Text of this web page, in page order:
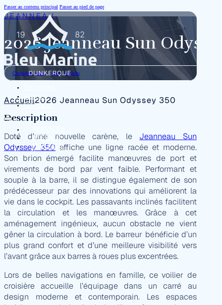
Passer au contenu principal Passer au pied de page
Atelier
Contact
ATELIER
CONTACT
JEANNEAU
2026 Jeanneau Sun
Croisières (voile),Sloop,Voiliers
Accueil2026 Jeanneau Sun Odyssey 350
Description
Doté d’une nouvelle carène, le Jeanneau Sun
Odyssey 350 affiche une ligne racée et moderne.
Son brion émergé facilite manœuvres de port et
virements de bord par vent faible. Performant et
souple à la barre, il se distingue également de son
prédécesseur par des innovations qui améliorent la
vie dans le cockpit. Les passavants inclinés facilitent
la circulation et les manœuvres. Grâce à cet
aménagement ingénieux, aucun obstacle ne vient
gêner la circulation à bord. Le barreur bénéficie d’un
plus grand confort et d’une meilleure visibilité vers
l’avant grâce aux barres à roues plus excentrées.
Lors de belles navigations en famille, ce voilier de
croisière accueille l’équipage dans un carré au
design moderne et contemporain. Les espaces